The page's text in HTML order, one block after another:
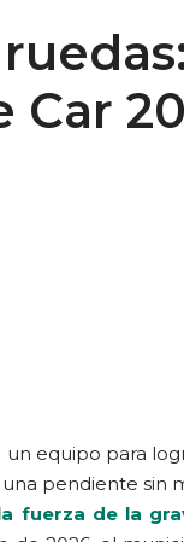
Car
equipo para
pendiente sin
fuerza de la